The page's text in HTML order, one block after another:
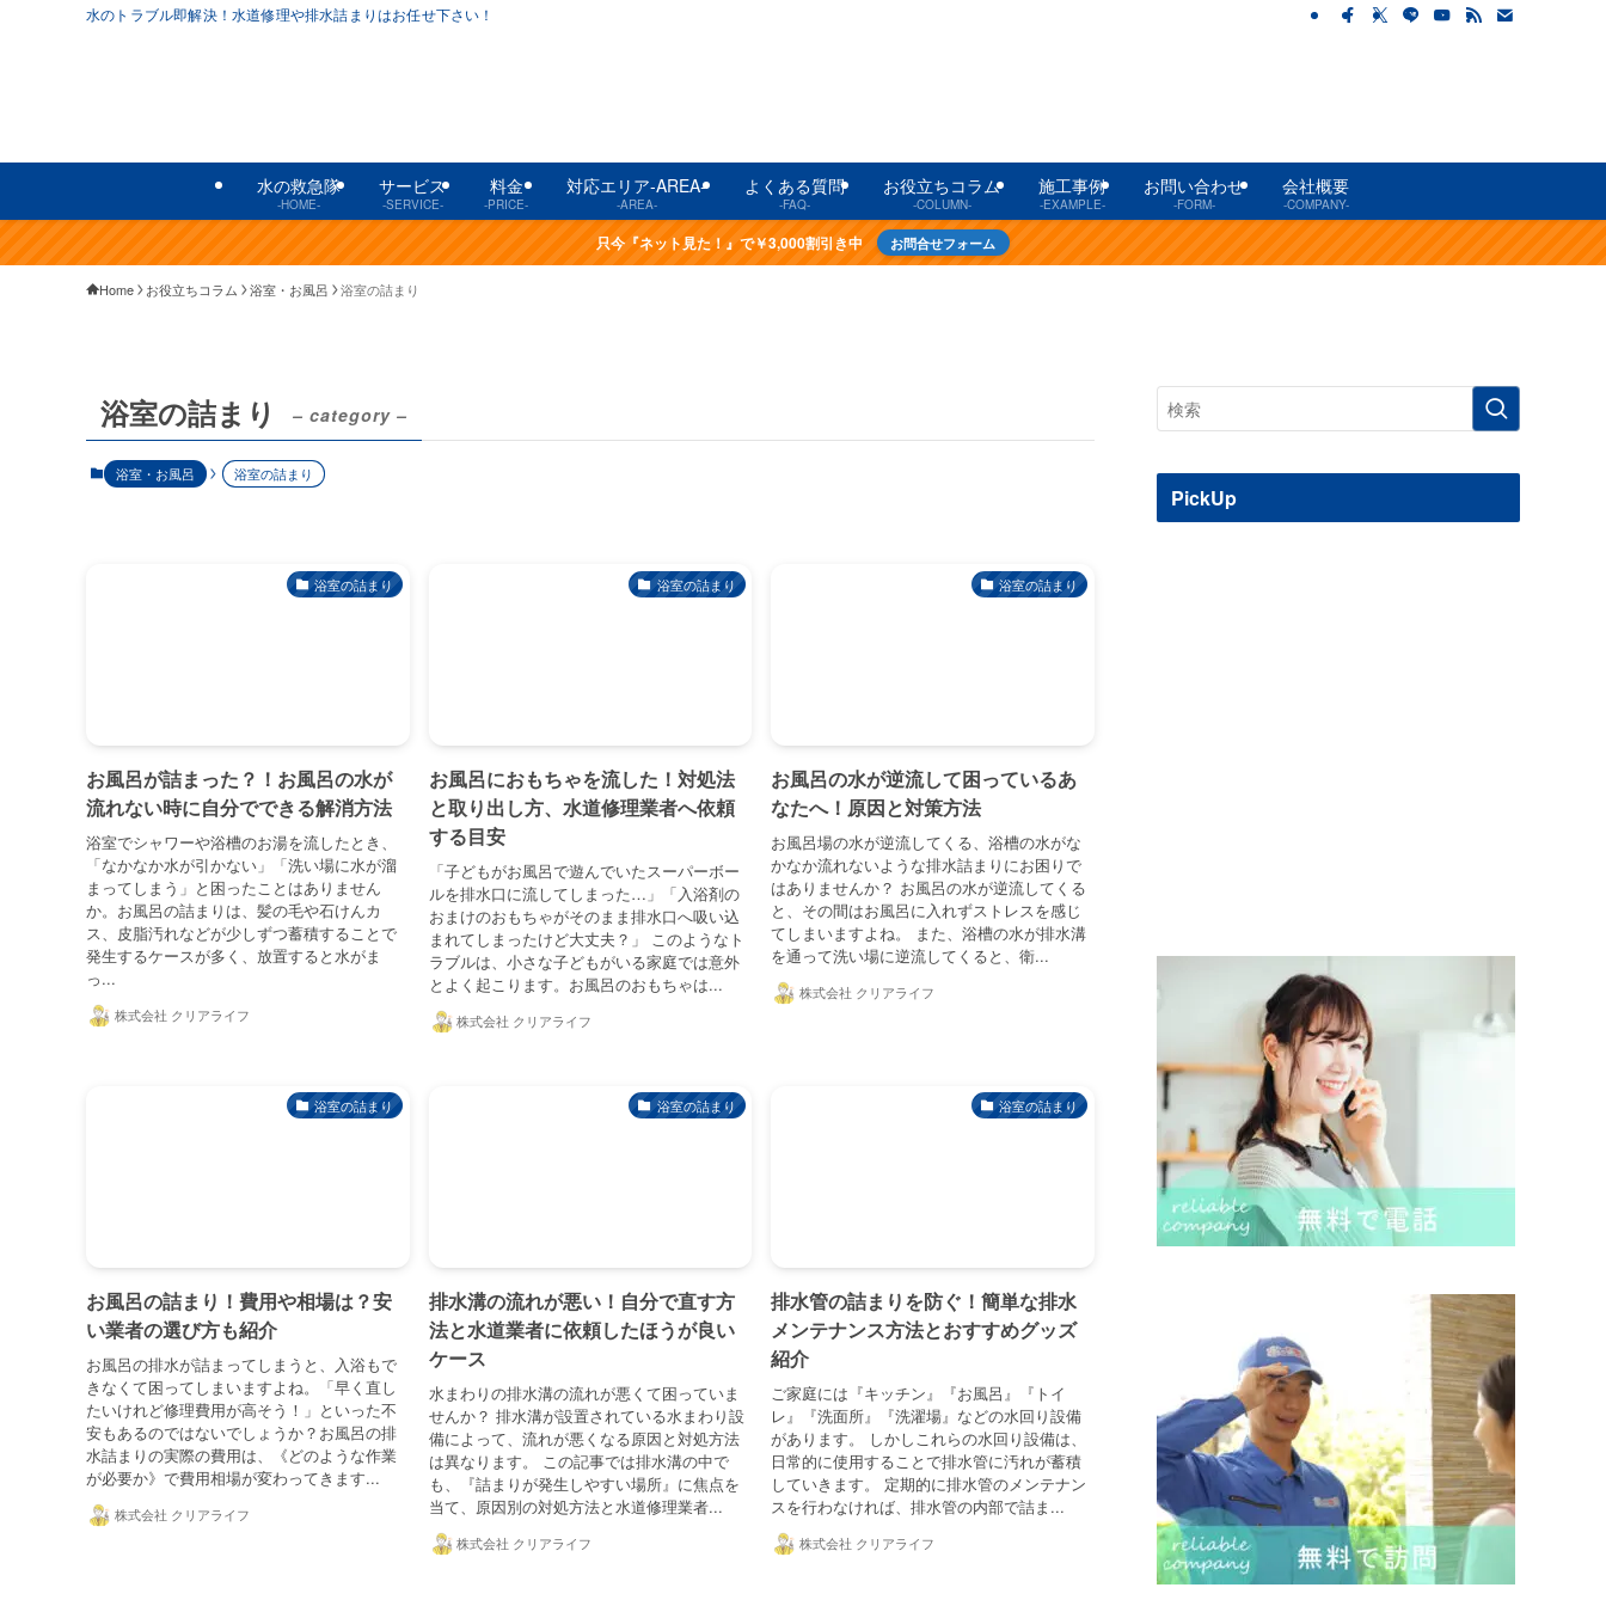
水のトラブル即解決！水道修理や排水詰まりはお任せ下さい！
水の救急隊
-HOME-
サービス
-SERVICE-
料金
-PRICE-
対応エリア-AREA-
-AREA-
よくある質問
-FAQ-
お役立ちコラム
-COLUMN-
施工事例
-EXAMPLE-
お問い合わせ
-FORM-
会社概要
-COMPANY-
只今『ネット見た！』で￥3,000割引き中 お問合せフォーム
Home お役立ちコラム 浴室・お風呂 浴室の詰まり
浴室の詰まり – category –
浴室・お風呂 浴室の詰まり
浴室の詰まり
お風呂が詰まった？！お風呂の水が
流れない時に自分でできる解消方法
浴室でシャワーや浴槽のお湯を流したとき、
「なかなか水が引かない」「洗い場に水が溜
まってしまう」と困ったことはありません
か。お風呂の詰まりは、髪の毛や石けんカ
ス、皮脂汚れなどが少しずつ蓄積することで
発生するケースが多く、放置すると水がま
っ...
株式会社 クリアライフ
浴室の詰まり
お風呂におもちゃを流した！対処法
と取り出し方、水道修理業者へ依頼
する目安
「子どもがお風呂で遊んでいたスーパーボー
ルを排水口に流してしまった…」「入浴剤の
おまけのおもちゃがそのまま排水口へ吸い込
まれてしまったけど大丈夫？」 このようなト
ラブルは、小さな子どもがいる家庭では意外
とよく起こります。お風呂のおもちゃは...
株式会社 クリアライフ
浴室の詰まり
お風呂の水が逆流して困っているあ
なたへ！原因と対策方法
お風呂場の水が逆流してくる、浴槽の水がな
かなか流れないような排水詰まりにお困りで
はありませんか？ お風呂の水が逆流してくる
と、その間はお風呂に入れずストレスを感じ
てしまいますよね。 また、浴槽の水が排水溝
を通って洗い場に逆流してくると、衛...
株式会社 クリアライフ
浴室の詰まり
お風呂の詰まり！費用や相場は？安
い業者の選び方も紹介
お風呂の排水が詰まってしまうと、入浴もで
きなくて困ってしまいますよね。「早く直し
たいけれど修理費用が高そう！」といった不
安もあるのではないでしょうか？お風呂の排
水詰まりの実際の費用は、《どのような作業
が必要か》で費用相場が変わってきます...
株式会社 クリアライフ
浴室の詰まり
排水溝の流れが悪い！自分で直す方
法と水道業者に依頼したほうが良い
ケース
水まわりの排水溝の流れが悪くて困っていま
せんか？ 排水溝が設置されている水まわり設
備によって、流れが悪くなる原因と対処方法
は異なります。 この記事では排水溝の中で
も、『詰まりが発生しやすい場所』に焦点を
当て、原因別の対処方法と水道修理業者...
株式会社 クリアライフ
浴室の詰まり
排水管の詰まりを防ぐ！簡単な排水
メンテナンス方法とおすすめグッズ
紹介
ご家庭には『キッチン』『お風呂』『トイ
レ』『洗面所』『洗濯場』などの水回り設備
があります。 しかしこれらの水回り設備は、
日常的に使用することで排水管に汚れが蓄積
していきます。 定期的に排水管のメンテナン
スを行わなければ、排水管の内部で詰ま...
株式会社 クリアライフ
PickUp